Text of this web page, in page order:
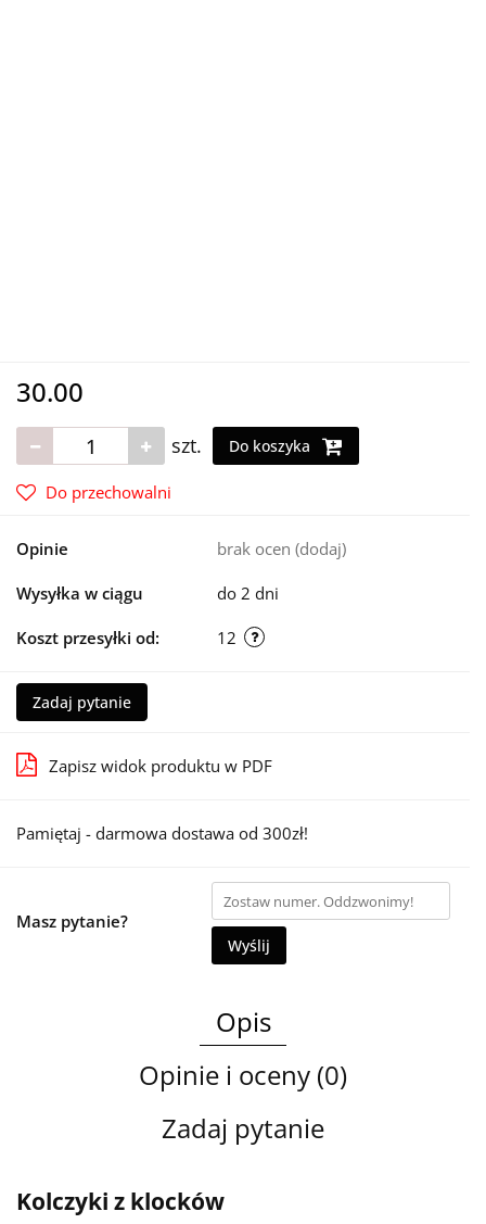
30.00
szt. Do koszyka
Do przechowalni
Opinie brak ocen (dodaj)
Wysyłka w ciągu do 2 dni
Koszt przesyłki od: 12
Zadaj pytanie
Zapisz widok produktu w PDF
Pamiętaj - darmowa dostawa od 300zł!
Masz pytanie?
Wyślij
Opis
Opinie i oceny (0)
Zadaj pytanie
Kolczyki z klocków